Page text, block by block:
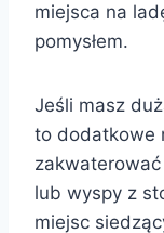
miejsca na
pomysłem.
Jeśli masz
to dodatkowe
lub wyspy z
miejsc